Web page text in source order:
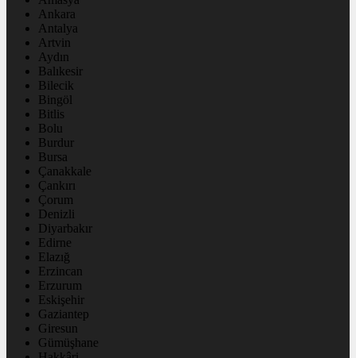
Ankara
Antalya
Artvin
Aydın
Balıkesir
Bilecik
Bingöl
Bitlis
Bolu
Burdur
Bursa
Çanakkale
Çankırı
Çorum
Denizli
Diyarbakır
Edirne
Elazığ
Erzincan
Erzurum
Eskişehir
Gaziantep
Giresun
Gümüşhane